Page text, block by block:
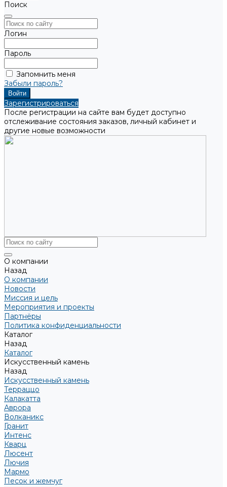
Поиск
Логин
Пароль
Запомнить меня
Забыли пароль?
Зарегистрироваться
После регистрации на сайте вам будет доступно
отслеживание состояния заказов, личный кабинет и
другие новые возможности
О компании
Назад
О компании
Новости
Миссия и цель
Мероприятия и проекты
Партнёры
Политика конфиденциальности
Каталог
Назад
Каталог
Искусственный камень
Назад
Искусственный камень
Терраццо
Калакатта
Аврора
Волканикс
Гранит
Интенс
Кварц
Люсент
Лючия
Мармо
Песок и жемчуг